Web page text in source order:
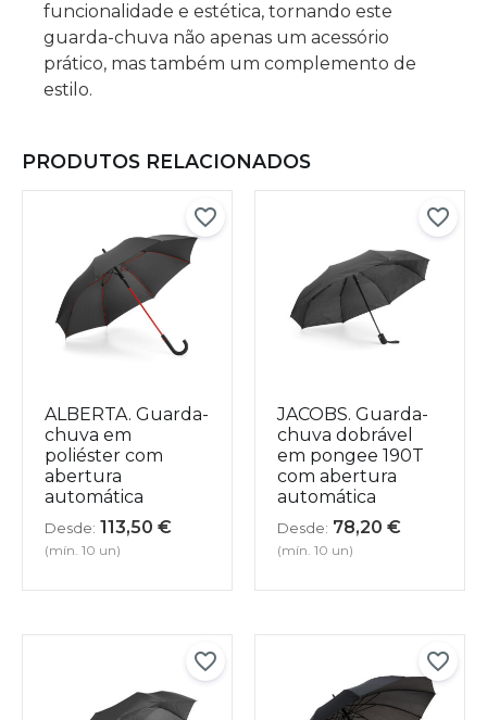
funcionalidade e estética, tornando este
guarda-chuva não apenas um acessório
prático, mas também um complemento de
estilo.
PRODUTOS RELACIONADOS
ALBERTA. Guarda-
chuva em
poliéster com
abertura
automática
Desde: 113,50 €
(mín. 10 un)
JACOBS. Guarda-
chuva dobrável
em pongee 190T
com abertura
automática
Desde: 78,20 €
(mín. 10 un)